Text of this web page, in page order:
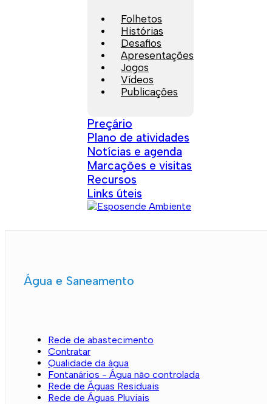
Folhetos
Histórias
Desafios
Apresentações
Jogos
Vídeos
Publicações
Preçário
Plano de atividades
Notícias e agenda
Marcações e visitas
Recursos
Links úteis
Água e Saneamento
Rede de abastecimento
Contratar
Qualidade da água
Fontanários - Água não controlada
Rede de Águas Residuais
Rede de Águas Pluviais